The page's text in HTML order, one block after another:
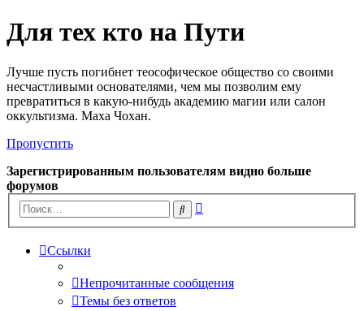
Для тех кто на Пути
Лучше пусть погибнет теософическое общество со своими
несчастливыми основателями, чем мы позволим ему
превратиться в какую-нибудь академию магии или салон
оккультизма. Маха Чохан.
Пропустить
Зарегистрированным пользователям видно больше
форумов
Поиск
Ссылки
Непрочитанные сообщения
Темы без ответов